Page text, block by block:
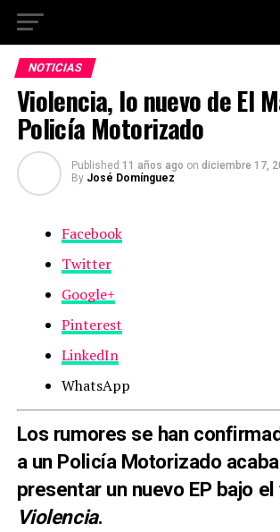
NOTICIAS
Violencia, lo nuevo de El
Policía Motorizado
Published 11 años ago on diciembre 17,
By José Domínguez
Facebook
Twitter
Google+
Pinterest
LinkedIn
WhatsApp
Los rumores se han
a un Policía Motorizado
presentar un nuevo EP bajo
Violencia.